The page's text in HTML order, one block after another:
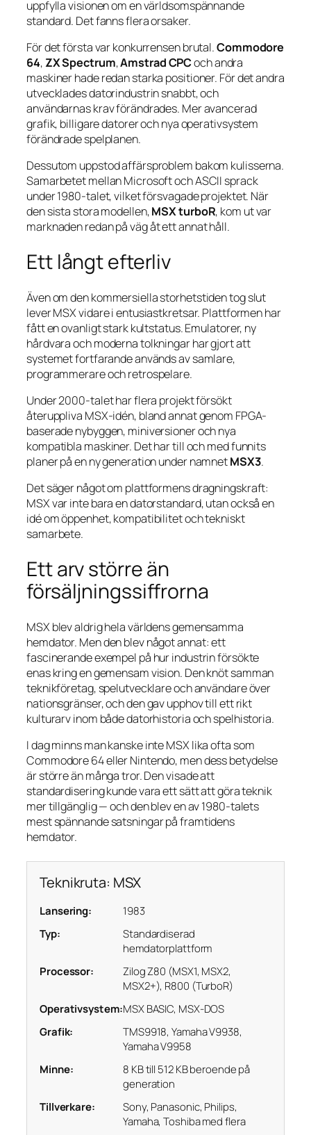
uppfylla visionen om en världsomspännande
standard. Det fanns flera orsaker.
För det första var konkurrensen brutal.Commodore
64, ZX Spectrum,Amstrad CPCoch andra
maskiner hade redan starka positioner. För det andra
utvecklades datorindustrin snabbt, och
användarnas krav förändrades. Mer avancerad
grafik, billigare datorer och nya operativsystem
förändrade spelplanen.
Dessutom uppstod affärsproblem bakom kulisserna.
Samarbetet mellan Microsoft och ASCII sprack
under 1980-talet, vilket försvagade projektet. När
den sista stora modellen,MSX turboR, kom ut var
marknaden redan på väg åt ett annat håll.
Ett långt efterliv
Även om den kommersiella storhetstiden tog slut
lever MSX vidare i entusiastkretsar. Plattformen har
fått en ovanligt stark kultstatus. Emulatorer, ny
hårdvara och moderna tolkningar har gjort att
systemet fortfarande används av samlare,
programmerare och retrospelare.
Under 2000-talet har flera projekt försökt
återuppliva MSX-idén, bland annat genom FPGA-
baserade nybyggen, miniversioner och nya
kompatibla maskiner. Det har till och med funnits
planer på en ny generation under namnetMSX3.
Det säger något om plattformens dragningskraft:
MSX var inte bara en datorstandard, utan också en
idé om öppenhet, kompatibilitet och tekniskt
samarbete.
Ett arv större än
försäljningssiffrorna
MSX blev aldrig hela världens gemensamma
hemdator. Men den blev något annat: ett
fascinerande exempel på hur industrin försökte
enas kring en gemensam vision. Den knöt samman
teknikföretag, spelutvecklare och användare över
nationsgränser, och den gav upphov till ett rikt
kulturarv inom både datorhistoria och spelhistoria.
I dag minns man kanske inte MSX lika ofta som
Commodore 64 eller Nintendo, men dess betydelse
är större än många tror. Den visade att
standardisering kunde vara ett sätt att göra teknik
mer tillgänglig — och den blev en av 1980-talets
mest spännande satsningar på framtidens
hemdator.
Teknikruta: MSX
Lansering:
1983
Typ:
Standardiserad
hemdatorplattform
Processor:
Zilog Z80 (MSX1, MSX2,
MSX2+), R800 (TurboR)
Operativsystem:MSX BASIC, MSX-DOS
Grafik:
TMS9918, Yamaha V9938,
Yamaha V9958
Minne:
8 KB till 512 KB beroende på
generation
Tillverkare:
Sony, Panasonic, Philips,
Yamaha, Toshiba med flera